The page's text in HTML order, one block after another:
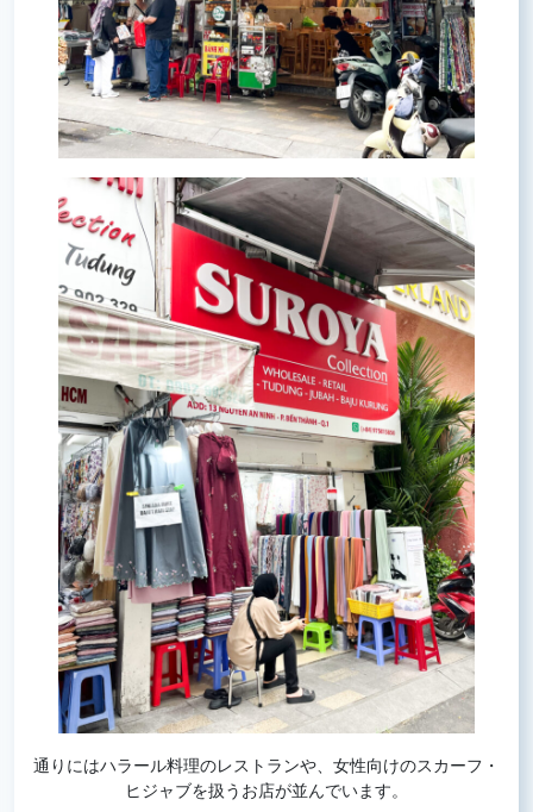
通りにはハラール料理のレストランや、女性向けのスカーフ・
ヒジャブを扱うお店が並んでいます。